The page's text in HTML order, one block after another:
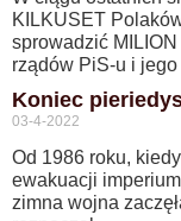
KILKUSET
sprowadzić
rządów PiS-u i jego
Koniec
03-4-2022
Od 1986 roku,
ewakuacji
zimna wojna